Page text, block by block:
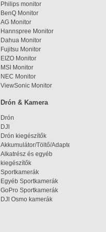
Philips monitor
BenQ Monitor
AG Monitor
Hannspree Monitor
Dahua Monitor
Fujitsu Monitor
EIZO Monitor
MSI Monitor
NEC Monitor
ViewSonic Monitor
Drón & Kamera
Drón
DJI
Drón kiegészítők
Akkumulátor/Töltő/Adapter
Alkatrész és egyéb
kiegészítők
Sportkamerák
Egyéb Sportkamerák
GoPro Sportkamerák
DJI Osmo kamerák